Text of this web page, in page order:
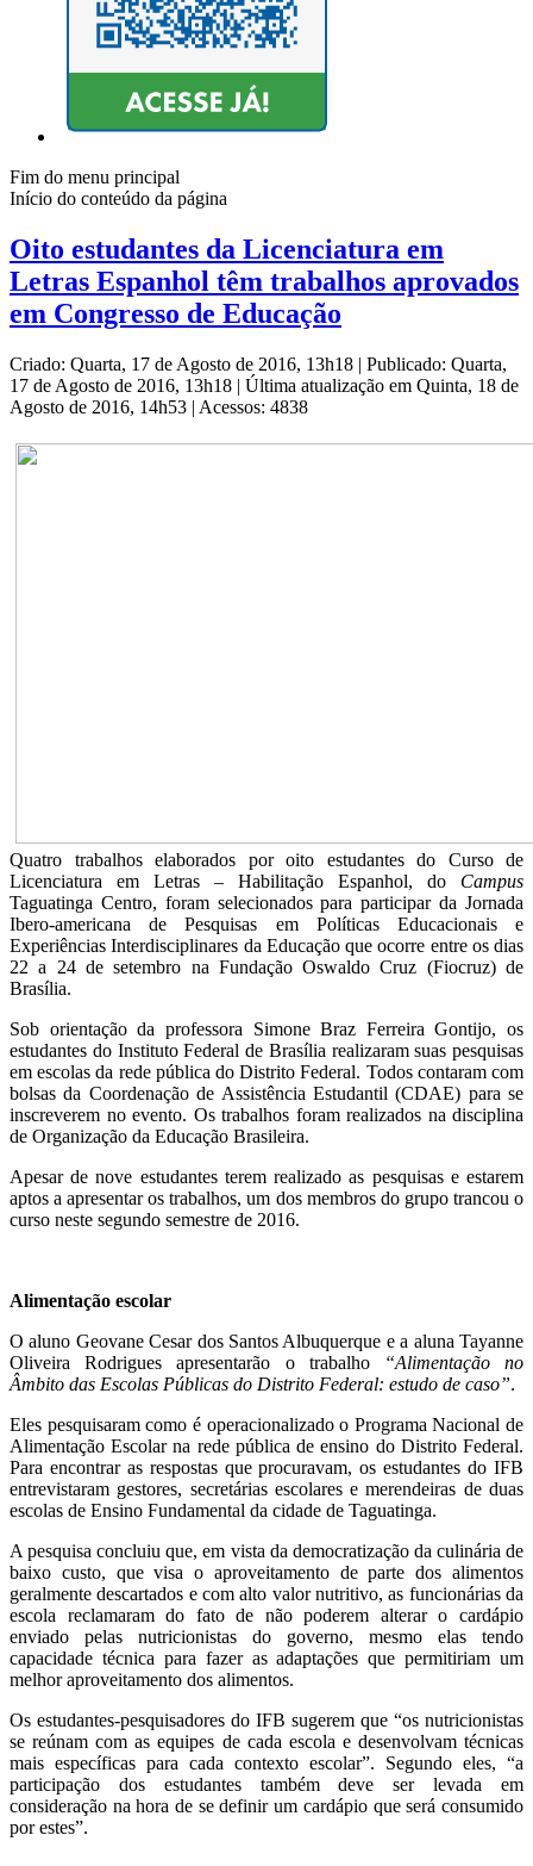
Fim do menu principal
Início do conteúdo da página
Oito estudantes da Licenciatura em
Letras Espanhol têm trabalhos aprovados
em Congresso de Educação
Criado: Quarta, 17 de Agosto de 2016, 13h18 | Publicado: Quarta,
17 de Agosto de 2016, 13h18 | Última atualização em Quinta, 18 de
Agosto de 2016, 14h53 | Acessos: 4838
Quatro trabalhos elaborados por oito estudantes do Curso de
Licenciatura em Letras – Habilitação Espanhol, do Campus
Taguatinga Centro, foram selecionados para participar da Jornada
Ibero-americana de Pesquisas em Políticas Educacionais e
Experiências Interdisciplinares da Educação que ocorre entre os dias
22 a 24 de setembro na Fundação Oswaldo Cruz (Fiocruz) de
Brasília.
Sob orientação da professora Simone Braz Ferreira Gontijo, os
estudantes do Instituto Federal de Brasília realizaram suas pesquisas
em escolas da rede pública do Distrito Federal. Todos contaram com
bolsas da Coordenação de Assistência Estudantil (CDAE) para se
inscreverem no evento. Os trabalhos foram realizados na disciplina
de Organização da Educação Brasileira.
Apesar de nove estudantes terem realizado as pesquisas e estarem
aptos a apresentar os trabalhos, um dos membros do grupo trancou o
curso neste segundo semestre de 2016.
Alimentação escolar
O aluno Geovane Cesar dos Santos Albuquerque e a aluna Tayanne
Oliveira Rodrigues apresentarão o trabalho
“Alimentação no
Âmbito das Escolas Públicas do Distrito Federal: estudo de caso”.
Eles pesquisaram como é operacionalizado o Programa Nacional de
Alimentação Escolar na rede pública de ensino do Distrito Federal.
Para encontrar as respostas que procuravam, os estudantes do IFB
entrevistaram gestores, secretárias escolares e merendeiras de duas
escolas de Ensino Fundamental da cidade de Taguatinga.
A pesquisa concluiu que, em vista da democratização da culinária de
baixo custo, que visa o aproveitamento de parte dos alimentos
geralmente descartados e com alto valor nutritivo, as funcionárias da
escola reclamaram do fato de não poderem alterar o cardápio
enviado pelas nutricionistas do governo, mesmo elas tendo
capacidade técnica para fazer as adaptações que permitiriam um
melhor aproveitamento dos alimentos.
Os estudantes-pesquisadores do IFB sugerem que “os nutricionistas
se reúnam com as equipes de cada escola e desenvolvam técnicas
mais específicas para cada contexto escolar”. Segundo eles, “a
participação dos estudantes também deve ser levada em
consideração na hora de se definir um cardápio que será consumido
por estes”.